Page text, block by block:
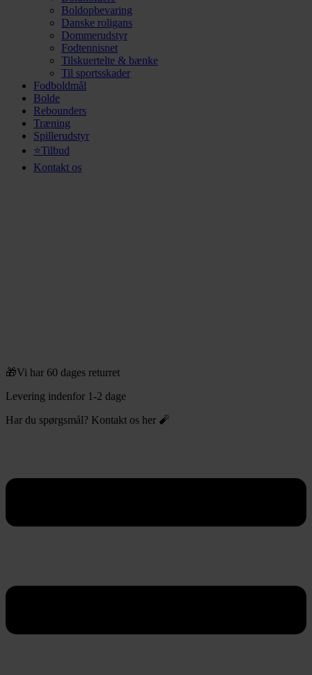
Boldopbevaring
Danske roligans
Dommerudstyr
Fodtennisnet
Tilskuertelte & bænke
Til sportsskader
Fodboldmål
Bolde
Rebounders
Træning
Spillerudstyr
⭐Tilbud
Kontakt os
🎁Vi har 60 dages returret
Levering indenfor 1-2 dage
Har du spørgsmål? Kontakt os her 🧨